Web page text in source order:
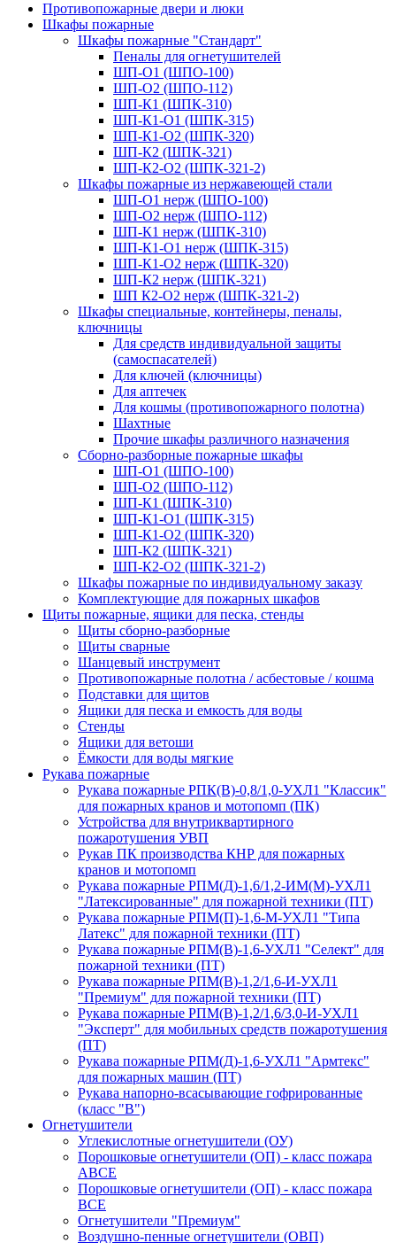
Противопожарные двери и люки
Шкафы пожарные
Шкафы пожарные "Стандарт"
Пеналы для огнетушителей
ШП-О1 (ШПО-100)
ШП-О2 (ШПО-112)
ШП-К1 (ШПК-310)
ШП-К1-О1 (ШПК-315)
ШП-К1-О2 (ШПК-320)
ШП-К2 (ШПК-321)
ШП-К2-О2 (ШПК-321-2)
Шкафы пожарные из нержавеющей стали
ШП-О1 нерж (ШПО-100)
ШП-О2 нерж (ШПО-112)
ШП-К1 нерж (ШПК-310)
ШП-К1-О1 нерж (ШПК-315)
ШП-К1-О2 нерж (ШПК-320)
ШП-К2 нерж (ШПК-321)
ШП К2-О2 нерж (ШПК-321-2)
Шкафы специальные, контейнеры, пеналы,
ключницы
Для средств индивидуальной защиты
(самоспасателей)
Для ключей (ключницы)
Для аптечек
Для кошмы (противопожарного полотна)
Шахтные
Прочие шкафы различного назначения
Сборно-разборные пожарные шкафы
ШП-О1 (ШПО-100)
ШП-О2 (ШПО-112)
ШП-К1 (ШПК-310)
ШП-К1-О1 (ШПК-315)
ШП-К1-О2 (ШПК-320)
ШП-К2 (ШПК-321)
ШП-К2-О2 (ШПК-321-2)
Шкафы пожарные по индивидуальному заказу
Комплектующие для пожарных шкафов
Щиты пожарные, ящики для песка, стенды
Щиты сборно-разборные
Щиты сварные
Шанцевый инструмент
Противопожарные полотна / асбестовые / кошма
Подставки для щитов
Ящики для песка и емкость для воды
Стенды
Ящики для ветоши
Ёмкости для воды мягкие
Рукава пожарные
Рукава пожарные РПК(В)-0,8/1,0-УХЛ1 "Классик"
для пожарных кранов и мотопомп (ПК)
Устройства для внутриквартирного
пожаротушения УВП
Рукав ПК производства КНР для пожарных
кранов и мотопомп
Рукава пожарные РПМ(Д)-1,6/1,2-ИМ(M)-УХЛ1
"Латексированные" для пожарной техники (ПТ)
Рукава пожарные РПМ(П)-1,6-М-УХЛ1 "Типа
Латекс" для пожарной техники (ПТ)
Рукава пожарные РПМ(В)-1,6-УХЛ1 "Селект" для
пожарной техники (ПТ)
Рукава пожарные РПМ(В)-1,2/1,6-И-УХЛ1
"Премиум" для пожарной техники (ПТ)
Рукава пожарные РПМ(В)-1,2/1,6/3,0-И-УХЛ1
"Эксперт" для мобильных средств пожаротушения
(ПТ)
Рукава пожарные РПМ(Д)-1,6-УХЛ1 "Армтекс"
для пожарных машин (ПТ)
Рукава напорно-всасывающие гофрированные
(класс "В")
Огнетушители
Углекислотные огнетушители (ОУ)
Порошковые огнетушители (ОП) - класс пожара
АВСЕ
Порошковые огнетушители (ОП) - класс пожара
ВСЕ
Огнетушители "Премиум"
Воздушно-пенные огнетушители (ОВП)